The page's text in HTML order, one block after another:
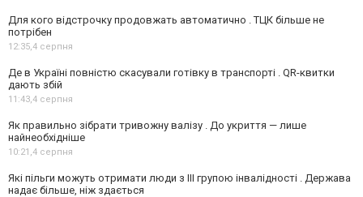
Для кого відстрочку продовжать автоматично . ТЦК більше не
потрібен
12:35,4 серпня
Де в Україні повністю скасували готівку в транспорті . QR-квитки
дають збій
11:43,4 серпня
Як правильно зібрати тривожну валізу . До укриття — лише
найнеобхідніше
10:21,4 серпня
Які пільги можуть отримати люди з III групою інвалідності . Держава
надає більше, ніж здається